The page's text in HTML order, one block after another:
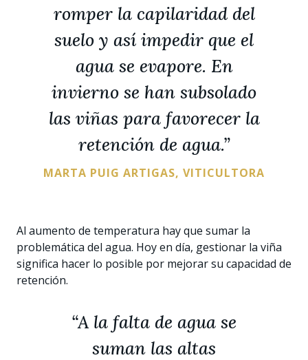
romper la capilaridad del
suelo y así impedir que el
agua se evapore. En
invierno se han subsolado
las viñas para favorecer la
retención de agua.”
MARTA PUIG ARTIGAS, VITICULTORA
Al aumento de temperatura hay que sumar la
problemática del agua. Hoy en día, gestionar la viña
significa hacer lo posible por mejorar su capacidad de
retención.
“A la falta de agua se
suman las altas